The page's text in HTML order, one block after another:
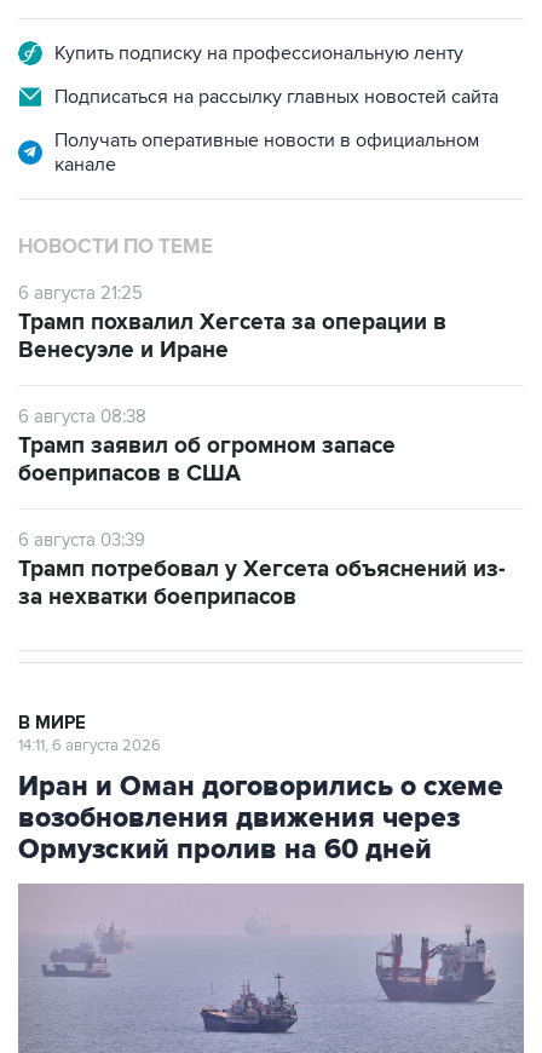
Купить подписку на профессиональную ленту
Подписаться на рассылку главных новостей сайта
Получать оперативные новости в официальном
канале
НОВОСТИ ПО ТЕМЕ
6 августа 21:25
Трамп похвалил Хегсета за операции в
Венесуэле и Иране
6 августа 08:38
Трамп заявил об огромном запасе
боеприпасов в США
6 августа 03:39
Трамп потребовал у Хегсета объяснений из-
за нехватки боеприпасов
В МИРЕ
14:11, 6 августа 2026
Иран и Оман договорились о схеме
возобновления движения через
Ормузский пролив на 60 дней